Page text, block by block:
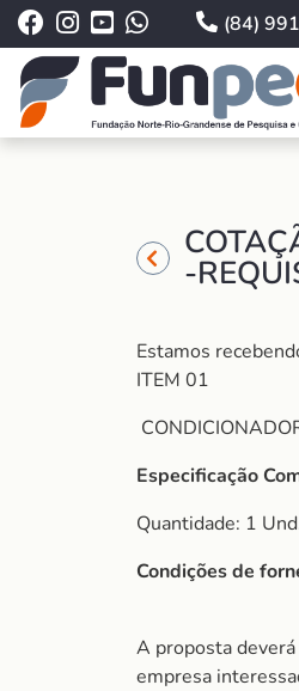
(84)
-
Estamos
ITEM 01
Especificação
Quantidade: 1
Condições de
A proposta
empresa